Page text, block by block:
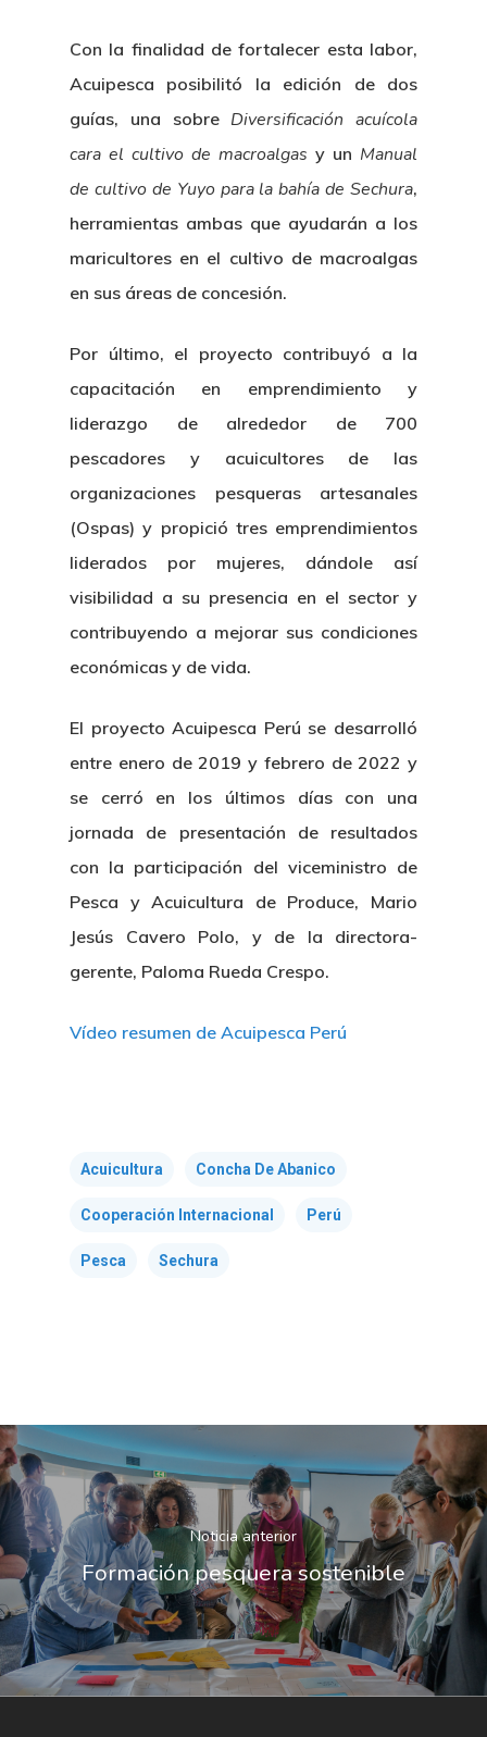
Con la finalidad de fortalecer esta labor,
Acuipesca posibilitó la edición de dos
guías, una sobre Diversificación acuícola
cara el cultivo de macroalgas y un Manual
de cultivo de Yuyo para la bahía de Sechura,
herramientas ambas que ayudarán a los
maricultores en el cultivo de macroalgas
en sus áreas de concesión.
Por último, el proyecto contribuyó a la
capacitación en emprendimiento y
liderazgo de alrededor de 700
pescadores y acuicultores de las
organizaciones pesqueras artesanales
(Ospas) y propició tres emprendimientos
liderados por mujeres, dándole así
visibilidad a su presencia en el sector y
contribuyendo a mejorar sus condiciones
económicas y de vida.
El proyecto Acuipesca Perú se desarrolló
entre enero de 2019 y febrero de 2022 y
se cerró en los últimos días con una
jornada de presentación de resultados
con la participación del viceministro de
Pesca y Acuicultura de Produce, Mario
Jesús Cavero Polo, y de la directora-
gerente, Paloma Rueda Crespo.
Vídeo resumen de Acuipesca Perú
Acuicultura Concha De Abanico
Cooperación Internacional Perú
Pesca Sechura
Noticia anterior
Formación pesquera sostenible
Nosotros
Directorio De Personal
Patronato
Identidad Corporativa
Corporativa
Logo CETMAR
Actualidad
Eventos
Proyectos
Publicaciones
Memoria
Centro De
Contratación
Empleo
Licitaciones
Gobierno
Plan De Igualdad